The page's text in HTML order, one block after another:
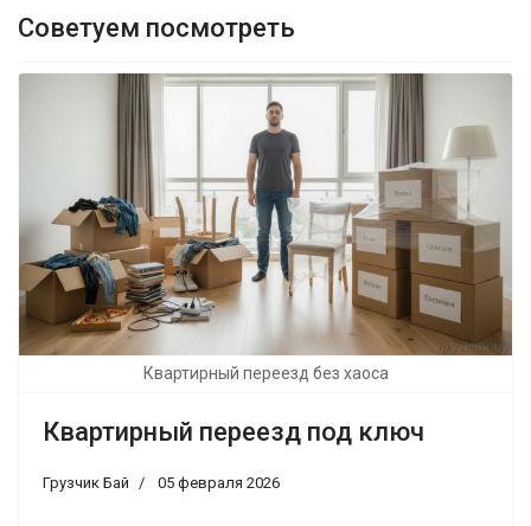
Советуем посмотреть
Квартирный переезд без хаоса
Квартирный переезд под ключ
Грузчик Бай 05 февраля 2026